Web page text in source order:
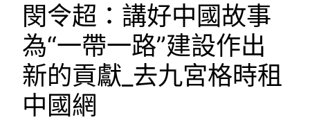
閔令超：講好中國故事
為“一帶一路”建設作出
新的貢獻_去九宮格時租
中國網